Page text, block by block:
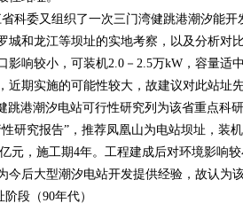
科委又组织了一次三门湾健跳港潮汐能开
城和龙江等坝址的实地考察，以及分析对
影响较小，可装机2.0－2.5万kW，容量适
近期实施的可能性较大，故建议对此站址
港潮汐电站可行性研究列为该省重点科
研究报告”，推荐凤凰山为电站坝址，装
元，施工期4年。工程建成后对环境影响
今后大型潮汐电站开发提供经验，故认为
段（90年代）